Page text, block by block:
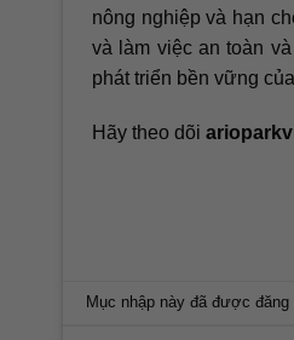
nông nghiệp và hạn
và làm việc an toàn
phát triển bền vững
Hãy theo dõi
Mục nhập này đã được